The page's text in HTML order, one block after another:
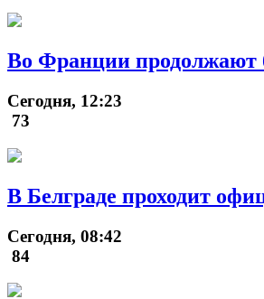
Во Франции продолжают
Сегодня, 12:23
73
В Белграде проходит
Сегодня, 08:42
84